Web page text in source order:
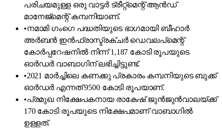
പരിചയമുള്ള ഒരു വാട്ടർ ട്രീറ്റ്മെന്റ് ആൻഡ്
മാനേജ്മെന്റ് കമ്പനിയാണ്.
•നമാമി ഗംഗെ പദ്ധതിയുടെ ഭാഗമായി ബീഹാർ
അർബൻ ഇൻഫ്രാസ്ട്രക്ചർ ഡെവലപ്‌മെന്റ്
കോർപ്പറേഷനിൽ നിന്ന് 1,187 കോടി രൂപയുടെ
ഓർഡർ വാബാഗിന് ലഭിച്ചിട്ടുണ്ട്.
•2021 മാർച്ചിലെ കണക്കു പ്രകാരം കമ്പനിയുടെ ബുക്ക്
ഓർഡർ എന്നത് 9500 കോടി രൂപയാണ്.
•പ്രമുഖ നിക്ഷേപകനായ രാകേഷ് ജുൻജുൻവാലയ്ക്ക്
170 കോടി രൂപയുടെ നിക്ഷേപമാണ് വാബാഗിൽ
ഉള്ളത്.